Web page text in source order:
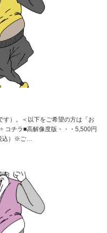
）。＜以下をご希望の方は「お
コチラ■高解像度版・・・5,500円
込）※ご…